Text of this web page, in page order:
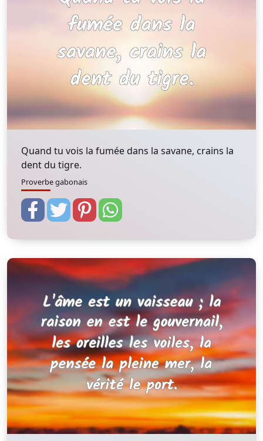
Quand tu vois la fumée dans la savane, crains la
dent du tigre.
Proverbe gabonais